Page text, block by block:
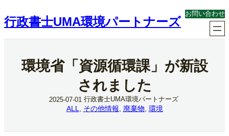
容
を
ス
行政書士UMA環境パートナーズ
お問い合わせ
環境省「資源循環課」が新設
されました
2025-07-01 行政書士UMA環境パートナーズ
ALL, その他情報, 廃棄物, 環境